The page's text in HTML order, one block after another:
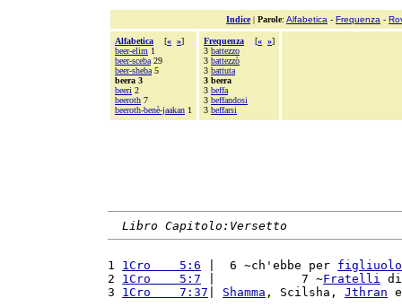
Indice| Parole: Alfabetica - Frequenza -
Alfabetica [« »]
beer-elim 1
beer-sceba 29
beer-sheba 5
beera 3
beeri 2
beeroth 7
beeroth-benè-jaakan 1
Frequenza [« »]
3 battezzo
3 battezzò
3 battuta
3 beera
3 beffa
3 beffandosi
3 beffarsi
Libro Capitolo:Versetto
1 1Cro    5:6 |  6 ~ch'ebbe per figliuolo
2 1Cro    5:7 |            7 ~Fratelli
3 1Cro    7:37 Shamma , Scilsha, Jthran